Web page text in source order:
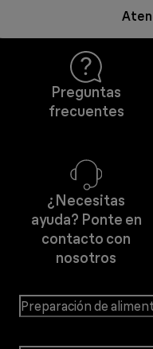
Preguntas
frecuentes
¿Necesitas
ayuda? Ponte en
contacto con
nosotros
Preparación de